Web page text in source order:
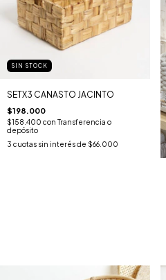
SIN STOCK
SETX3 CANASTO JACINTO
$198.000
$158.400 con Transferencia o
depósito
3 cuotas sin interés de $66.000